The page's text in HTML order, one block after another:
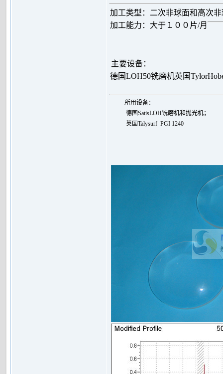
加工类型：二次非球面和高次非
加工能力：大于１００片/月
主要设备：
德国LOH50铣磨机英国
所用设备：
德国SatisLOH铣磨机和抛光机；
英国Talysurf PGI 1240